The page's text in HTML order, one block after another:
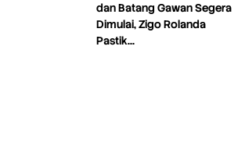
dan Batang Gawan Segera
Dimulai, Zigo Rolanda
Pastik…